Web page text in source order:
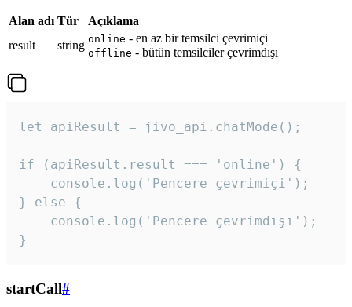
Alan adı Tür
Açıklama
result
string online - en az bir temsilci çevrimiçi
offline - bütün temsilciler çevrimdışı
let apiResult = jivo_api.chatMode();
if (apiResult.result === 'online') {
    console.log('Pencere çevrimiçi');
} else {
    console.log('Pencere çevrimdışı');
}
startCall#